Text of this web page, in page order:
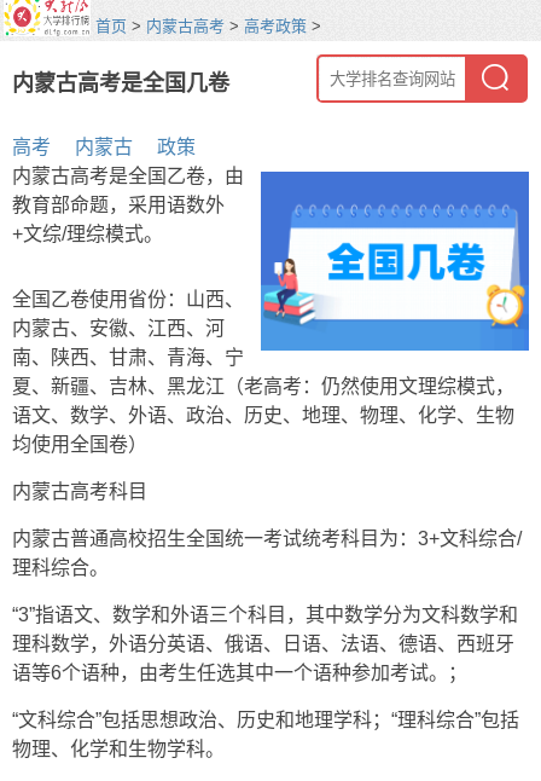
首页 > 内蒙古高考 > 高考政策 >
内蒙古高考是全国几卷
高考 内蒙古
政策
内蒙古高考是全国乙卷，由
教育部命题，采用语数外
+文综/理综模式。
全国乙卷使用省份：山西、
内蒙古、安徽、江西、河
南、陕西、甘肃、青海、宁
夏、新疆、吉林、黑龙江（老高考：仍然使用文理综模式，
语文、数学、外语、政治、历史、地理、物理、化学、生物
均使用全国卷）
内蒙古高考科目
内蒙古普通高校招生全国统一考试统考科目为：3+文科综合/
理科综合。
“3”指语文、数学和外语三个科目，其中数学分为文科数学和
理科数学，外语分英语、俄语、日语、法语、德语、西班牙
语等6个语种，由考生任选其中一个语种参加考试。；
“文科综合”包括思想政治、历史和地理学科；“理科综合”包括
物理、化学和生物学科。